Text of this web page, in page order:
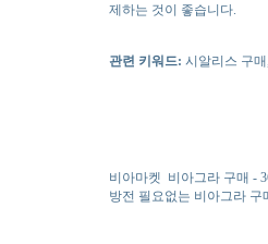
제하는 것이 좋습니다.
관련 키워드: 시알리스 구
비아마켓 비아그라 구매 -
방전 필요없는 비아그라 구